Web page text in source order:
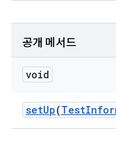
공개 메서드
void
setUp(Test